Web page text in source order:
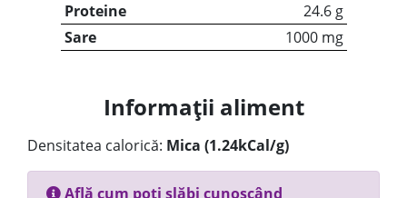
Proteine
24.6 g
Sare
1000 mg
Informații aliment
Densitatea calorică: Mica (1.24kCal/g)
Află cum poți slăbi cunoscând